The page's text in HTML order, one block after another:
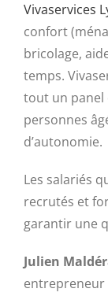
Vivaservices
confort
bricolage,
temps.
tout un panel
personnes
d’autonomie.
Les salariés
recrutés et
garantir une
Julien
entrepreneur